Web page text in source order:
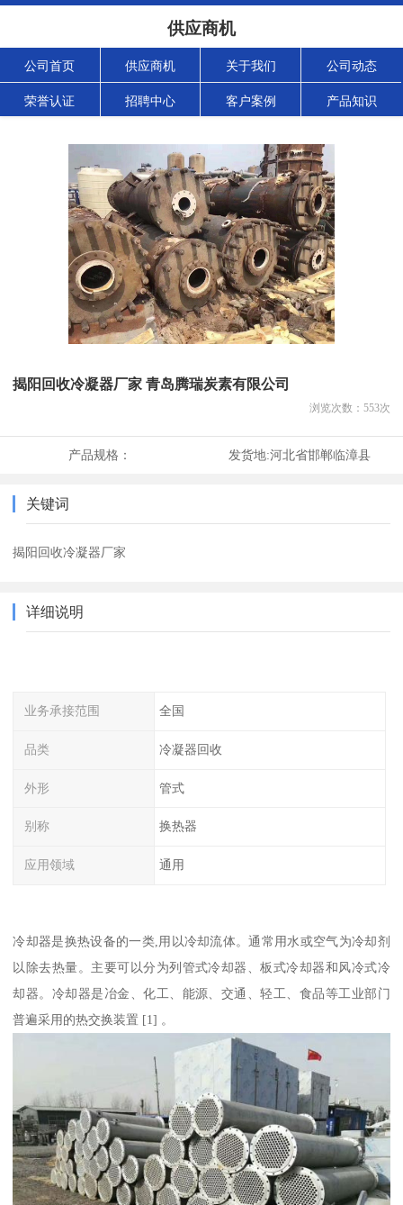
供应商机
公司首页 供应商机 关于我们 公司动态
荣誉认证 招聘中心 客户案例 产品知识
揭阳回收冷凝器厂家 青岛腾瑞炭素有限公司
浏览次数： 553次
产品规格： 发货地:河北省邯郸临漳县
关键词
揭阳回收冷凝器厂家
详细说明
业务承接范围 全国
品类 冷凝器回收
外形 管式
别称 换热器
应用领域 通用
冷却器是换热设备的一类,用以冷却流体。通常用水或空气为冷却剂
以除去热量。主要可以分为列管式冷却器、板式冷却器和风冷式冷
却器。冷却器是冶金、化工、能源、交通、轻工、食品等工业部门
普遍采用的热交换装置 [1] 。